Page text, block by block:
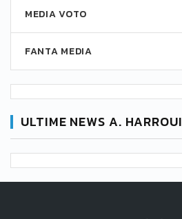
MEDIA VOTO
FANTA MEDIA
ULTIME NEWS A. HARROUI